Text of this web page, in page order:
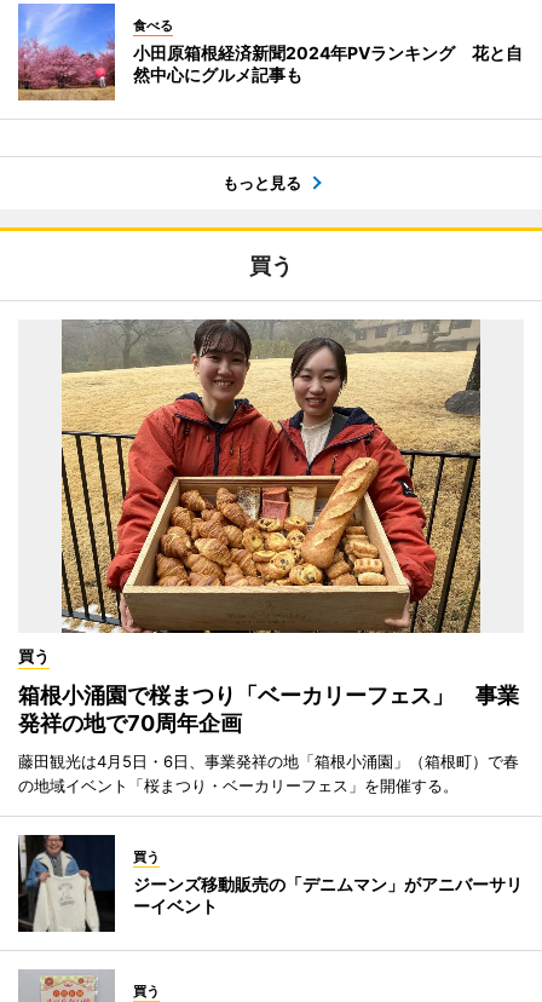
食べる
小田原箱根経済新聞2024年PVランキング 花と自
然中心にグルメ記事も
もっと見る
買う
買う
箱根小涌園で桜まつり「ベーカリーフェス」 事業
発祥の地で70周年企画
藤田観光は4月5日・6日、事業発祥の地「箱根小涌園」（箱根町）で春
の地域イベント「桜まつり・ベーカリーフェス」を開催する。
買う
ジーンズ移動販売の「デニムマン」がアニバーサリ
ーイベント
買う